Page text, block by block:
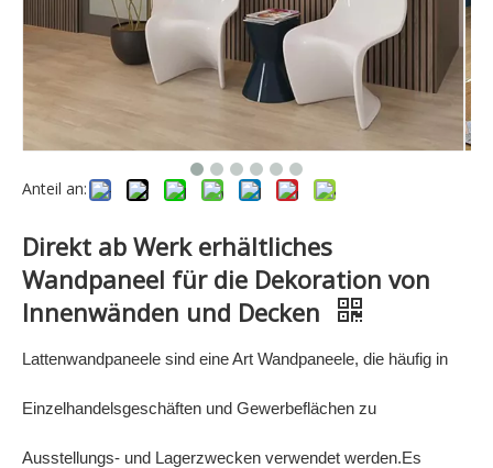
Anteil an:
Direkt ab Werk erhältliches
Wandpaneel für die Dekoration von
Innenwänden und Decken
Lattenwandpaneele sind eine Art Wandpaneele, die häufig in
Einzelhandelsgeschäften und Gewerbeflächen zu
Ausstellungs- und Lagerzwecken verwendet werden.Es